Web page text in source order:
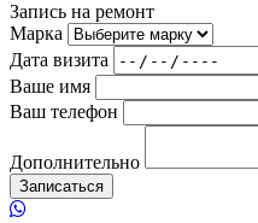
Запись на ремонт
Марка
Дата визита
Ваше имя
Ваш телефон
Дополнительно
Записаться